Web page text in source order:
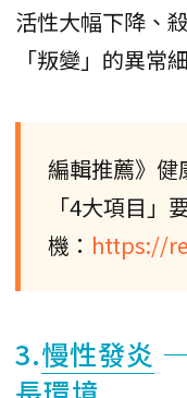
活性大幅下降、
「叛變」的異常
編輯推薦》健
「4大項目」
機： https://
3.慢性發炎 —